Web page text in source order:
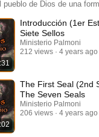
de Dios de una
cumplimiento en la
Introducción (1er
Siete Sellos
Ministerio Palmoni
212 views
4 years ago
The First Seal (2nd
The Seven Seals
Ministerio Palmoni
206 views
4 years ago